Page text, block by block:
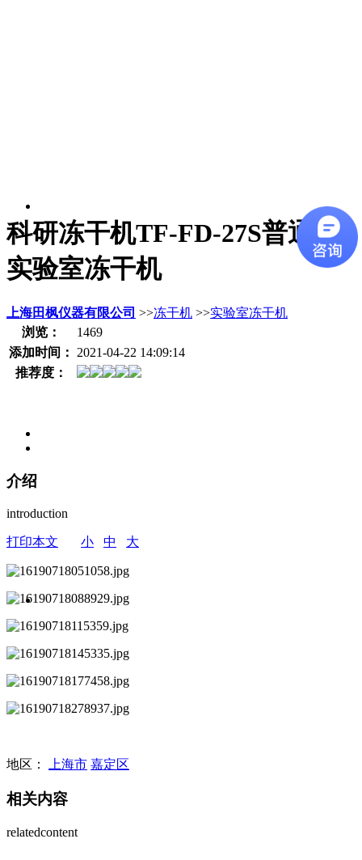
科研冻干机TF-FD-27S普通型
实验室冻干机
上海田枫仪器有限公司 >>冻干机 >>实验室冻干机
浏览：
1469
添加时间：
2021-04-22 14:09:14
推荐度：
介绍
introduction
打印本文 小 中 大
地区： 上海市 嘉定区
相关内容
relatedcontent